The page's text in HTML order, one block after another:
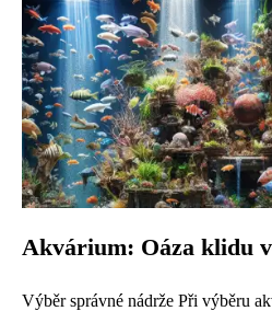
Akvárium: Oáza klidu
Výběr správné nádrže Při výběru